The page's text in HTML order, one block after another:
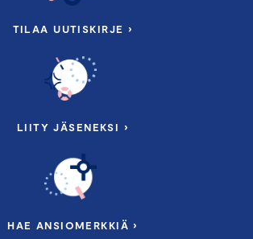
TILAA UUTISKIRJE ›
LIITY JÄSENEKSI ›
HAE ANSIOMERKKIÄ ›